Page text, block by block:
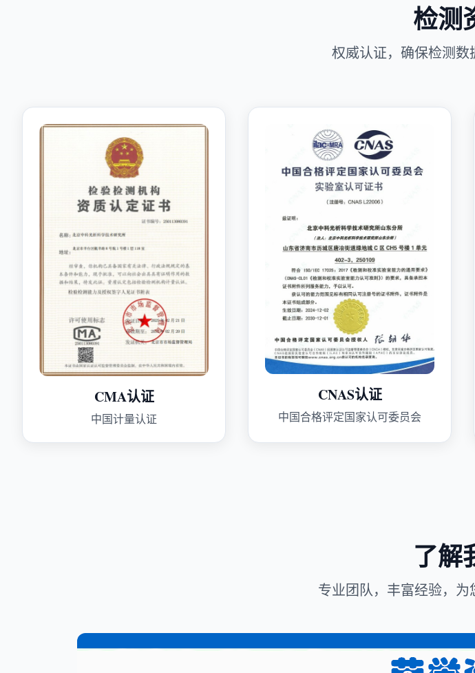
检测
权威认证，确保检测
CMA认证
中国计量认证
CNAS认证
中国合格评定国家认可委员会
了解
专业团队，丰富经验，